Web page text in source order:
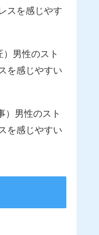
スを感じやす
）男性のスト
を感じやすい
）男性のスト
を感じやすい